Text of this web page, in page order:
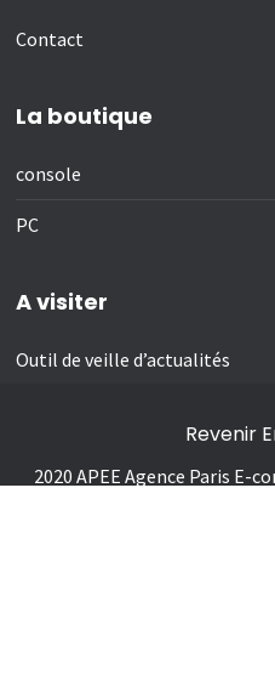
Contact
La boutique
console
PC
A visiter
Outil de veille d’actualités
2020 APEE Agence Paris E-
Revenir